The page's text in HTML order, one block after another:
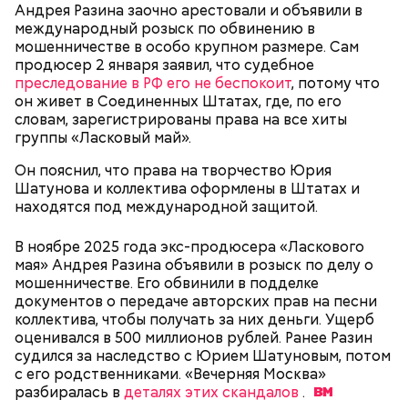
Андрея Разина заочно арестовали и объявили в
международный розыск по обвинению в
мошенничестве в особо крупном размере. Сам
продюсер 2 января заявил, что судебное
преследование в РФ его не беспокоит, потому что
он живет в Соединенных Штатах, где, по его
словам, зарегистрированы права на все хиты
группы «Ласковый май».
Он пояснил, что права на творчество Юрия
Шатунова и коллектива оформлены в Штатах и
находятся под международной защитой.
В ноябре 2025 года экс-продюсера «Ласкового
мая» Андрея Разина объявили в розыск по делу о
мошенничестве. Его обвинили в подделке
документов о передаче авторских прав на песни
коллектива, чтобы получать за них деньги. Ущерб
оценивался в 500 миллионов рублей. Ранее Разин
судился за наследство с Юрием Шатуновым, потом
с его родственниками. «Вечерняя Москва»
разбиралась в деталях этих скандалов .
День «Счастье случается»
190 градусов. Спагетти из кабачка нужно запекать
25–30 минут.
Как выбрать дыню
Фото: Shutterstock